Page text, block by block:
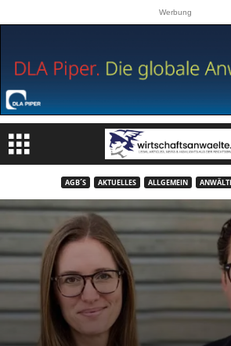
Werbung
AGB´S AKTUELLES ALLGEMEIN